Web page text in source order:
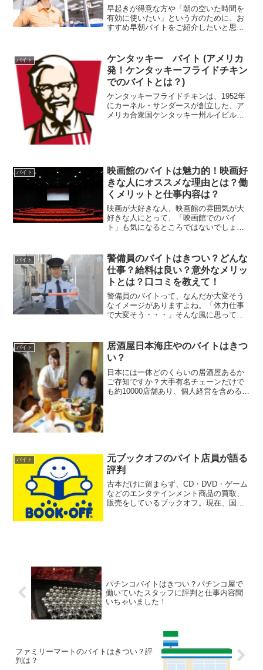
教えて！
早起きが得意な方や「朝の空いた時間を
有効に使いたい」という方のために、お
すすめ早朝バイトをご紹介したいと思い
給はどれくらいなのか？など、気になる
情報をたっぷりお届けいた...
バイト
ケンタッキー バイト (アメリカ
発！ケンタッキーフライドチキン
でのバイトとは？)
ケンタッキーフライドチキンは、1952年
にカーネル・サンダースが創立した、ア
メリカ合衆国ケンタッキー州ルイビルに
バイト
映画館のバイトは魅力的！映画好
きな人にオススメな理由とは？働
くメリットと仕事内容は？
映画が大好きな人、映画館の雰囲気が大
好きな人にとって、「映画館でのバイ
ト」も気になるところではないでしょう
具体的にどんなメリットがあるのでしょ
う。仕事は楽なのでしょうか...
バイト
警備員のバイトはきつい？どんな
仕事？給料は良い？意外なメリッ
トとは？口コミを教えて！
警備員のバイトって、なんだか大変そう
なイメージがありますよね。「体力仕事
で大変そう・・・」そんな風に思ってい
しょうか？今回は、そんな警備員のバイ
トに注目してみました！警...
バイト
居酒屋日本海庄やのバイトはきつ
い？
日本には一体どのくらいの居酒屋あるか
ご存知ですか？大手有名チェーンだけで
も約10000店舗あり、個人経営を含めると
バイト
元ブックオフのバイト店員が語る
評判
古本だけに留まらず、CD・DVD・ゲーム
などのエンタテインメント商品の買取、
販売をしているブックオフ。現在、国内
パチンコバイトはきつい？パチンコ屋で
働いていたスタッフに評判と仕事内容聞
いちゃいました！
ファミリーマートのバイトはきつい？評
判は？